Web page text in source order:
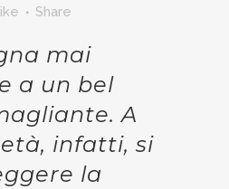
Share
mai
a un bel
A
infatti, si
la